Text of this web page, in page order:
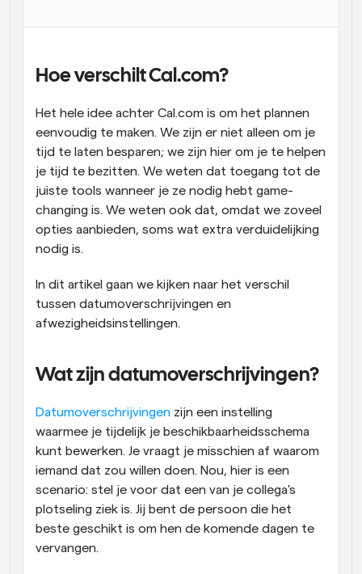
Supercharged planning met AI-gestuurde
oproepen
Workflow
Blog
Instant Vergaderingen
Ontmoet cliënten binnen enkele minuten
Dynamische Groep Links
Boek naadloos vergaderingen met meerdere mensen
Webhooks
Hoe verschilt Cal.com?
Het hele idee achter Cal.com is om het plannen
eenvoudig te maken. We zijn er niet alleen om je
tijd te laten besparen; we zijn hier om je te helpen
je tijd te bezitten. We weten dat toegang tot de
juiste tools wanneer je ze nodig hebt game-
changing is. We weten ook dat, omdat we zoveel
opties aanbieden, soms wat extra verduidelijking
nodig is.
In dit artikel gaan we kijken naar het verschil
tussen datumoverschrijvingen en
afwezigheidsinstellingen.
Wat zijn datumoverschrijvingen?
Datumoverschrijvingen zijn een instelling
waarmee je tijdelijk je beschikbaarheidsschema
kunt bewerken. Je vraagt je misschien af waarom
iemand dat zou willen doen. Nou, hier is een
scenario: stel je voor dat een van je collega's
plotseling ziek is. Jij bent de persoon die het
beste geschikt is om hen de komende dagen te
vervangen.